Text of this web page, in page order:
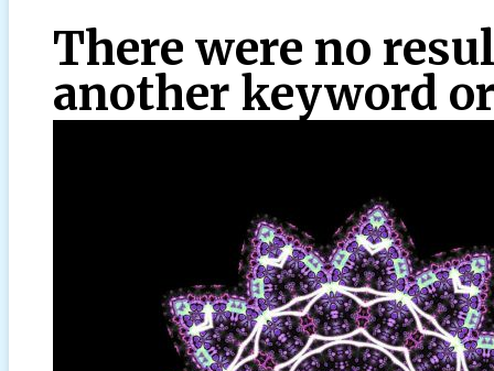
There were no
another keyword